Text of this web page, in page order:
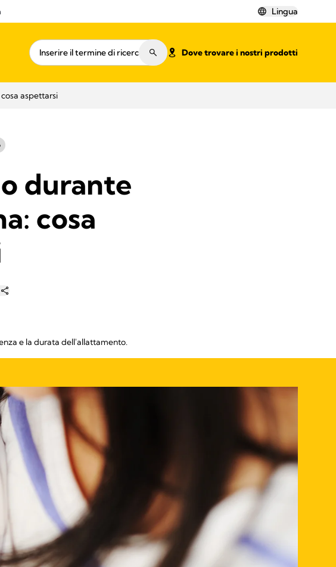
Lingua
Dove trovare i nostri prodotti
aspettarsi
durante
cosa
e la durata dell'allattamento.